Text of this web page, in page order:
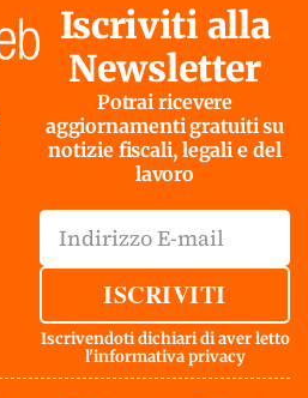
Iscriviti alla
Newsletter
Potrai ricevere
aggiornamenti gratuiti su
notizie fiscali, legali e del
lavoro
ISCRIVITI
Iscrivendoti dichiari di aver letto
l'informativa privacy